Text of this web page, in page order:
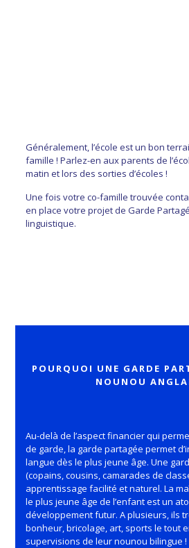
Généralement, l’école est un bon
famille ! Parlez-en aux parents de
matin et lors des sorties d’écoles !
Une fois votre co-famille trouvée
en place votre projet de Garde
linguistique.
POURQUOI UNE GARDE
NOUNOU
Au-delà de l’aspect financier qui
de garde, la garde partagée permet
langue dès le plus jeune âge. Une
(copains, cousins, camarades de
apprentissage facilité et naturel. La
le plus jeune âge de l’enfant est un
développement futur. A plusieurs, ils
bonheur, bricolage, art, sports le tout
supervisions de leur nounou bilingue !